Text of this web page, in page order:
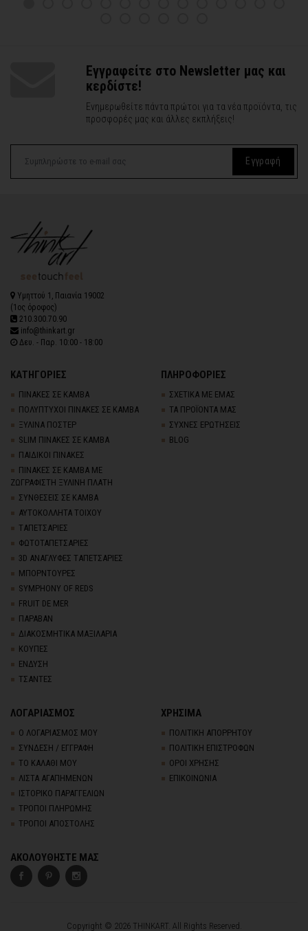
Εγγραφείτε στο Newsletter μας και
κερδίστε!
Ενημερωθείτε πάντα πρώτοι για τα νέα προϊόντα, τις
προσφορές μας και άλλες εκπλήξεις!
Εγγραφή
Υμηττού 1, Παιανία 19002
(1ος όροφος)
210.300.70.90
info@thinkart.gr
Δευ. - Παρ. 10:00 - 18:00
ΚΑΤΗΓΟΡΙΕΣ
ΠΙΝΑΚΕΣ ΣΕ ΚΑΜΒΑ
ΠΟΛΥΠΤΥΧΟΙ ΠΙΝΑΚΕΣ ΣΕ ΚΑΜΒΑ
ΞΥΛΙΝΑ ΠΟΣΤΕΡ
SLIM ΠΙΝΑΚΕΣ ΣΕ ΚΑΜΒΑ
ΠΑΙΔΙΚΟΙ ΠΙΝΑΚΕΣ
ΠΙΝΑΚΕΣ ΣΕ ΚΑΜΒΑ ΜΕ
ΖΩΓΡΑΦΙΣΤΗ ΞΥΛΙΝΗ ΠΛΑΤΗ
ΣΥΝΘΕΣΕΙΣ ΣΕ ΚΑΜΒΑ
ΑΥΤΟΚΟΛΛΗΤΑ ΤΟΙΧΟΥ
TΑΠΕΤΣΑΡΙΕΣ
ΦΩΤΟΤΑΠΕΤΣΑΡΙΕΣ
3D AΝΑΓΛΥΦΕΣ TΑΠΕΤΣΑΡΙΕΣ
ΜΠΟΡΝΤΟΥΡΕΣ
SYMPHONY OF REDS
FRUIT DE MER
ΠΑΡΑΒΑΝ
ΔΙΑΚΟΣΜΗΤΙΚΑ ΜΑΞΙΛΑΡΙΑ
ΚΟΥΠΕΣ
ΕΝΔΥΣΗ
ΤΣΑΝΤΕΣ
ΠΛΗΡΟΦΟΡΙΕΣ
ΣΧΕΤΙΚΑ ΜΕ ΕΜΑΣ
ΤΑ ΠΡΟΪΟΝΤΑ ΜΑΣ
ΣΥΧΝΕΣ ΕΡΩΤΗΣΕΙΣ
BLOG
ΛΟΓΑΡΙΑΣΜΟΣ
Ο ΛΟΓΑΡΙΑΣΜΟΣ ΜΟΥ
ΣΥΝΔΕΣΗ / ΕΓΓΡΑΦΗ
ΤΟ ΚΑΛΑΘΙ ΜΟΥ
ΛΙΣΤΑ ΑΓΑΠΗΜΕΝΩΝ
ΙΣΤΟΡΙΚΟ ΠΑΡΑΓΓΕΛΙΩΝ
ΤΡΟΠΟΙ ΠΛΗΡΩΜΗΣ
ΤΡΟΠΟΙ ΑΠΟΣΤΟΛΗΣ
ΧΡΗΣΙΜΑ
ΠΟΛΙΤΙΚΗ ΑΠΟΡΡΗΤΟΥ
ΠΟΛΙΤΙΚΗ ΕΠΙΣΤΡΟΦΩΝ
ΟΡΟΙ ΧΡΗΣΗΣ
ΕΠΙΚΟΙΝΩΝΙΑ
ΑΚΟΛΟΥΘΗΣΤΕ ΜΑΣ
Copyright © 2026 THINKART. All Rights Reserved.